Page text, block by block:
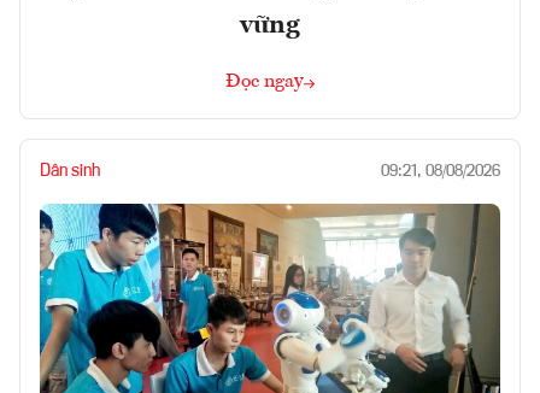
vững
Đọc ngay
Dân sinh 09:21, 08/08/2026